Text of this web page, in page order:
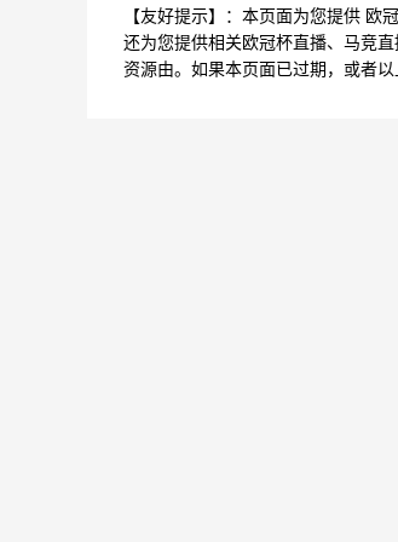
【友好提示】：本页面为您提供 欧
还为您提供相关欧冠杯直播、马竞
资源由。如果本页面已过期，或者